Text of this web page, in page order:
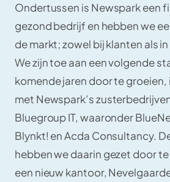
Ondertussen is Newspark een
gezond bedrijf en hebben we
de markt; zowel bij klanten als
We zijn toe aan een volgende
komende jaren door te groeien,
met Newspark’s
Bluegroup IT, waaronder
Blynkt! en Acda Consultancy.
hebben we daarin gezet door
een nieuw kantoor,